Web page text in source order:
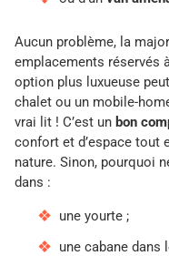
Aucun problème, la
emplacements réservés
option plus luxueuse
chalet ou un mobile-
vrai lit ! C’est un bon
confort et d’espace tout
nature. Sinon, pourquoi
dans :
une yourte ;
une cabane dans